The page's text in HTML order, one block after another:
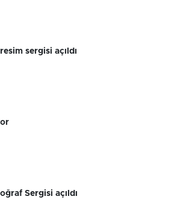
sergisi açıldı
Sergisi açıldı